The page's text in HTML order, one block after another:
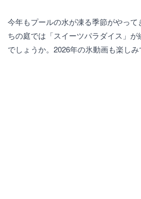
今年もプールの水が凍る季節がやって
ちの庭では「スイーツパラダイス」
でしょうか。2026年の氷動画も楽し